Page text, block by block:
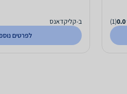
0.0
(1)
ב-קליקדאנס
לפרטים